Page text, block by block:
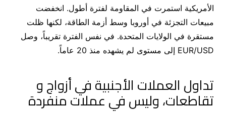
الأمريكية استمرت في المقاومة لفترة أطول. انخفضت
مبيعات التجزئة في أوروبا وسط أزمة الطاقة، لكنها ظلت
مستقرة في الولايات المتحدة. في نفس الفترة تقريباً، وصل
EUR/USD إلى مستوى لم يشهده منذ 20 عاماً.
تداول العملات الأجنبية في أزواج و
تقاطعات، وليس في عملات منفردة